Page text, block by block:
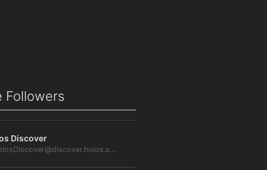
Followers
Discover
@HolosDiscover@discover.holos.social